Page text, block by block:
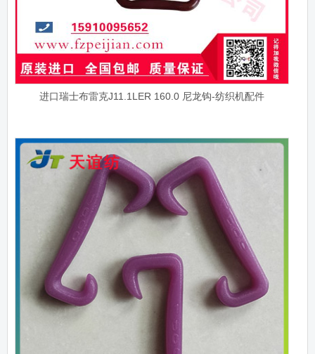
进口瑞士布雷克J11.1LER 160.0 尼龙钩-纺织机配件